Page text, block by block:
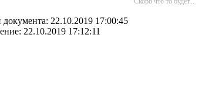
22.10.2019 17:00:45
22.10.2019 17:12:11